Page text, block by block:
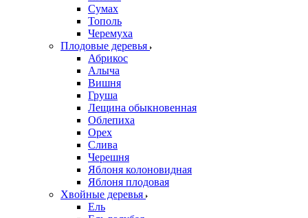
Сумах
Тополь
Черемуха
Плодовые деревья
Абрикос
Алыча
Вишня
Груша
Лещина обыкновенная
Облепиха
Орех
Слива
Черешня
Яблоня колоновидная
Яблоня плодовая
Хвойные деревья
Ель